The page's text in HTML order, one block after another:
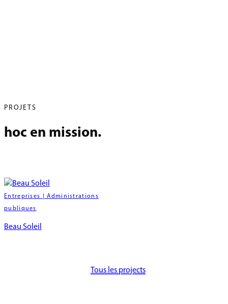
PROJETS
hoc en mission.
Entreprises | Administrations
publiques
Beau Soleil
Tous les projects